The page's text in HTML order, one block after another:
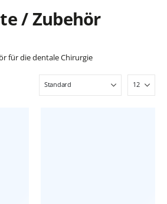
/ Zubehör
für die dentale Chirurgie